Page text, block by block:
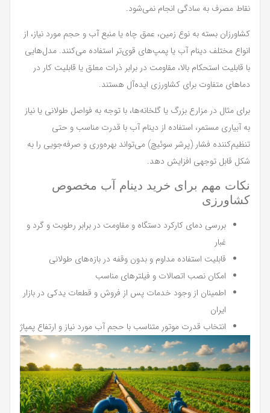
نقاط مصرف به سادگی انجام نمی‌شود.
کشاورزان بسته به نوع زمین، عمق چاه یا منبع آب و حجم مورد نیاز، از
انواع مختلف دینام آب یا پمپ‌های قوی‌تر استفاده می‌کنند. مدل‌هایی
با قابلیت استحکام بالا، مقاومت در برابر ذرات معلق یا قابلیت کار در
دماهای متفاوت برای کشاورزی ایده‌آل هستند.
برای مثال در مزارع بزرگ یا گلخانه‌ها، با توجه به فواصل طولانی یا نیاز
به آبیاری مستمر، استفاده از دینام آب با قدرت مناسب و حتی
تنظیم‌کننده فشار (پرشر سوئیچ) می‌تواند بهره‌وری و صرفه‌جویی را به
شکل قابل توجهی افزایش دهد.
نکات مهم برای خرید دینام آب مخصوص
کشاورزی
بررسی دمای کارکرد دستگاه و مقاومت در برابر رطوبت و گرد و
غبار
قابلیت استفاده مداوم و بدون وقفه در بازه‌های طولانی
امکان نصب اتصالات و فیلترهای مناسب
اطمینان از وجود خدمات پس از فروش و قطعات یدکی در بازار
ایران
انتخاب قدرت موتور متناسب با حجم آب مورد نیاز و ارتفاع پمپاژ